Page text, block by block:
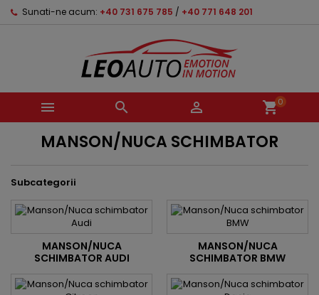
Sunati-ne acum: +40 731 675 785 / +40 771 648 201
   shopping_cart0
MANSON/NUCA SCHIMBATOR
Subcategorii
MANSON/NUCA
SCHIMBATOR AUDI
MANSON/NUCA
SCHIMBATOR BMW